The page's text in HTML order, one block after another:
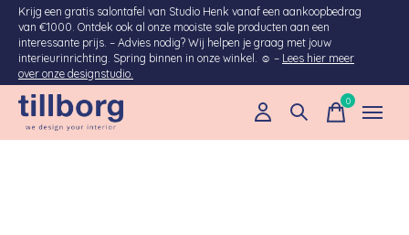
Krijg een gratis salontafel van Studio Henk vanaf een aankoopbedrag
van €1000. Ontdek ook al onze mooiste sale producten aan een
interessante prijs. – Advies nodig? Wij helpen je graag met jouw
interieurinrichting. Spring binnen in onze winkel. ☺ – Lees hier meer
over onze designstudio.
0items